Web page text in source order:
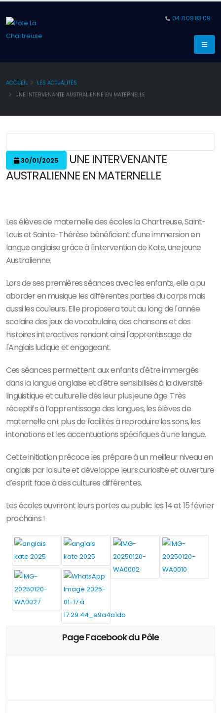
04 71 09 83 09
ACCUEIL
LES ACTUALITÉS
UNE INTERVENANTE AUSTRALIENNE EN MATERNELLE
30/01/2025
UNE INTERVENANTE
AUSTRALIENNE EN MATERNELLE
Les élèves de maternelle des écoles la Chartreuse, Saint-
Louis et Sainte-Thérèse bénéficient d'une immersion en
langue anglaise grâce à l'intervention de Kate, une jeune
Australienne.
Lors de ses premières séances avec les enfants, elle a pu
aborder en musique les différentes parties du corps mais
aussi les couleurs. Elle proposera tout au long de l'année
scolaire des jeux de vocabulaire, des chansons et des
histoires interactives rendant ainsi l'apprentissage de
l'Anglais ludique et engageant.
Ces séances permettent aux enfants d'être immergés
dans la langue anglaise et d'être sensibilisés à la diversité
linguistique et culturelle dès leur plus jeune âge. Très
réceptifs à l’apprentissage des langues, les élèves de
maternelle ont plus de facilités à reproduire les sons, les
intonations et les accentuations spécifiques à une langue.
Cette initiation précoce les prépare à un meilleur niveau en
anglais par la suite et développe leurs curiosité et ouverture
d’esprit face à des cultures différentes.
Les écoles ouvriront leurs portes au public les 14 et 15 février
prochains !
Page Facebook du Pôle